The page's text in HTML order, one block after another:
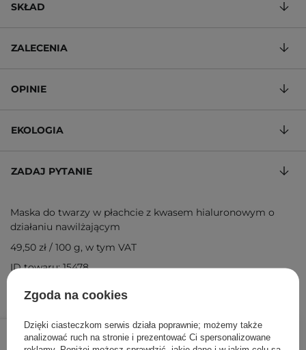
9,90 zł /szt.
SKŁAD
ZALECENIA
OPINIE
EKOLOGIA
ZADAJ PYTANIE
Maska do twarzy w płachcie z kwasem hialuronowym o
działaniu nawilżającym
49,50 zł / 100 g, w tym VAT
ID towaru: 15478
Zgoda na cookies
Dzięki ciasteczkom serwis działa poprawnie; możemy także
analizować ruch na stronie i prezentować Ci spersonalizowane